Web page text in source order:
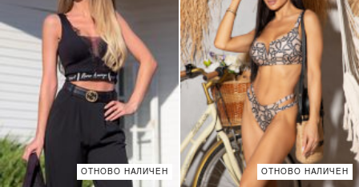
ОТНОВО НАЛИЧЕН ОТНОВО НАЛИЧЕН